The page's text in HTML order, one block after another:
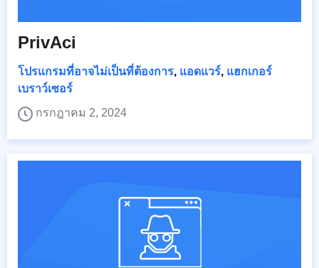
PrivAci
โปรแกรมที่อาจไม่เป็นที่ต้องการ, แอดแวร์, แฮกเกอร์
เบราว์เซอร์
กรกฎาคม 2, 2024